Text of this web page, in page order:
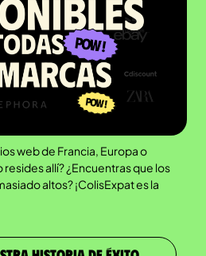
web de Francia, Europa o
allí? ¿Encuentras que los
altos? ¡ColisExpat es la